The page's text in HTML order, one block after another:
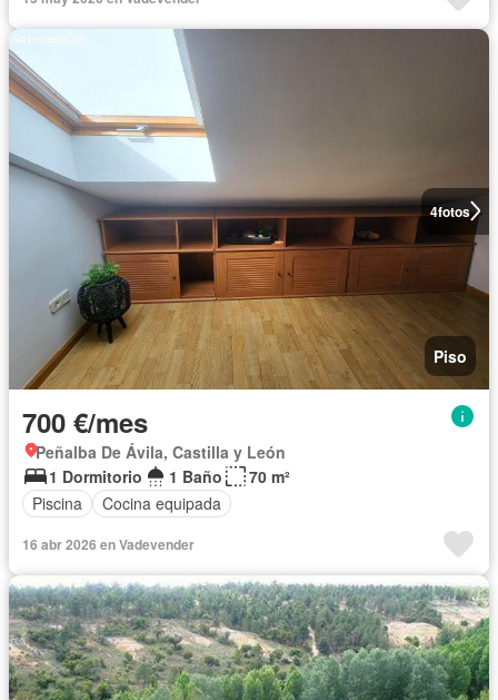
4fotos
Piso
700 €/mes
Peñalba De Ávila, Castilla y León
1 Dormitorio
1 Baño
70 m²
Piscina
Cocina equipada
16 abr 2026 en Vadevender